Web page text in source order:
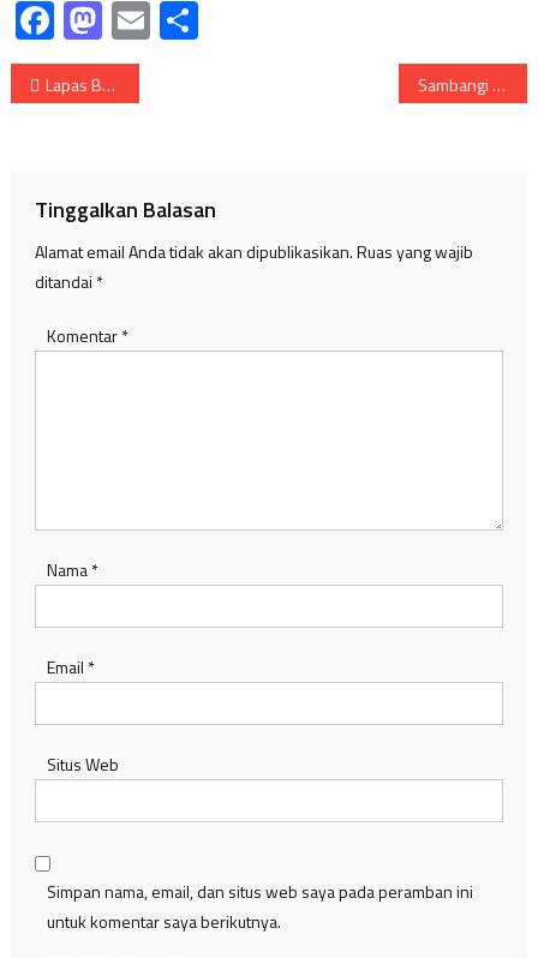
Facebook
Mastodon
Email
Navigasi
Lapas Banyuasin Salurkan 100 Paket Sembako Kepada Masyarakat Sambangi Polres Muba, Dodi Reza Silaturahmi dan Perpanjang SIM
Tinggalkan Balasan
Alamat email Anda tidak akan dipublikasikan.Ruas yang wajib
ditandai *
Komentar*
Nama*
Email *
Situs Web
Simpan nama, email, dan situs web saya pada peramban ini
untuk komentar saya berikutnya.